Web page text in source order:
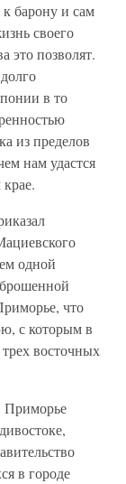
барону и сам
своего
это позволят.
в то
из пределов
нам удастся
одной
что
с которым в
восточных
Приморье
в городе